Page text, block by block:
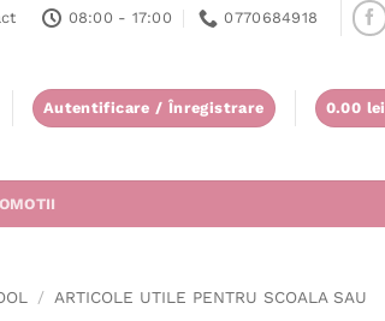
08:00 - 17:00 0770684918
Autentificare / Înregistrare 0.00 lei
/ ARTICOLE UTILE PENTRU SCOALA SAU